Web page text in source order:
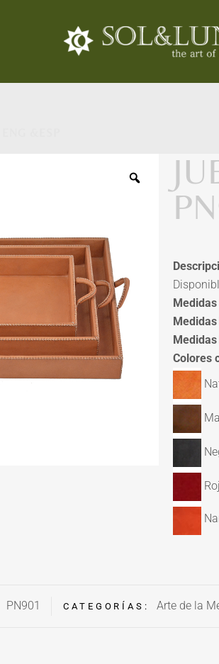
Colores
PN901 CATEGORÍAS: Arte de la